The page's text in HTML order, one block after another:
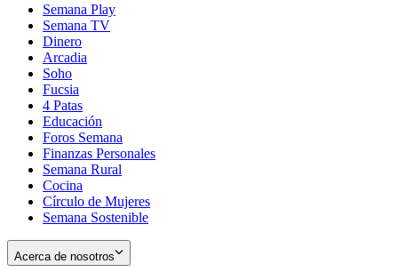
Semana Play
Semana TV
Dinero
Arcadia
Soho
in
new
window
Fucsia
in
new
window
4 Patas
Educación
Foros Semana
Finanzas Personales
Semana Rural
Cocina
Círculo de Mujeres
Semana Sostenible
Acerca de nosotros